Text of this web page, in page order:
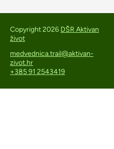
Copyright 2026 DŠR Aktivan
život
medvednica.trail@aktivan-
zivot.hr
+385 91 2543419